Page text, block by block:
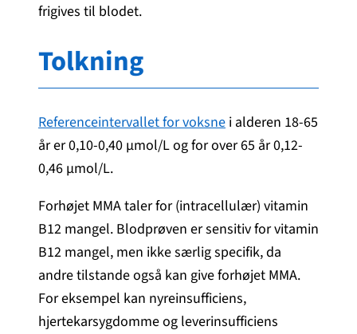
frigives til blodet.
Tolkning
Referenceintervallet for voksne i alderen 18-65
år er 0,10-0,40 µmol/L og for over 65 år 0,12-
0,46 µmol/L.
Forhøjet MMA taler for (intracellulær) vitamin
B12 mangel. Blodprøven er sensitiv for vitamin
B12 mangel, men ikke særlig specifik, da
andre tilstande også kan give forhøjet MMA.
For eksempel kan nyreinsufficiens,
hjertekarsygdomme og leverinsufficiens